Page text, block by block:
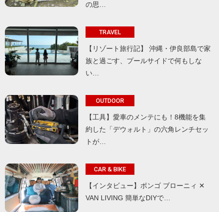
の思…
TRAVEL
【リゾート旅行記】 沖縄・伊良部島で家
族と過ごす、プールサイドで何もしな
い…
OUTDOOR
【工具】愛車のメンテにも！8機能を集
約した「デウォルト」の六角レンチセッ
トが…
CAR & BIKE
【インタビュー】ボンゴ ブローニィ ✕
VAN LIVING 簡単なDIYで…